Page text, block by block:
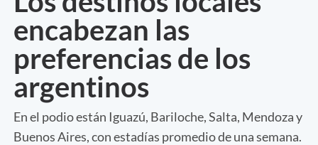
encabezan las
preferencias de los
argentinos
En el podio están Iguazú, Bariloche, Salta, Mendoza y
Buenos Aires, con estadías promedio de una semana.